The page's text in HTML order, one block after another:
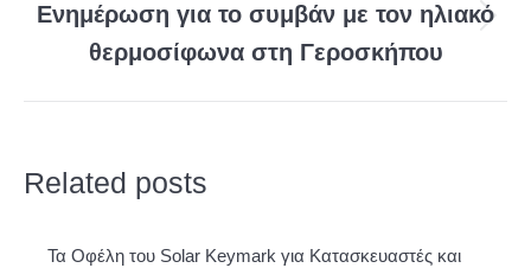
Eπόμενη
ανάρτηση
Ενημέρωση για το συμβάν με τον ηλιακό
θερμοσίφωνα στη Γεροσκήπου
Related posts
Τα Οφέλη του Solar Keymark για Κατασκευαστές και